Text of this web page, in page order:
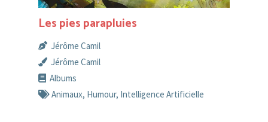
Les pies parapluies
Jérôme Camil
Jérôme Camil
Albums
Animaux, Humour, Intelligence Artificielle